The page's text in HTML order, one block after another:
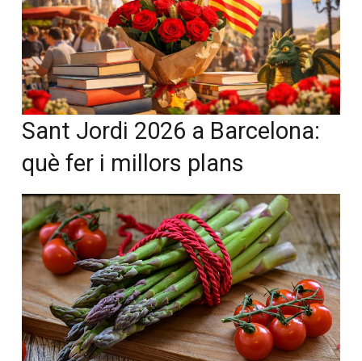
Sant Jordi 2026 a Barcelona:
què fer i millors plans